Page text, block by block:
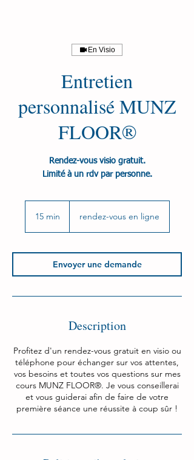
En Visio
Entretien
personnalisé MUNZ
FLOOR®
Rendez-vous visio gratuit.
Limité à un rdv par personne.
15 min
i
n
rendez-vous en ligne
Envoyer une demande
Description
Profitez d'un rendez-vous gratuit en visio ou
téléphone pour échanger sur vos attentes,
vos besoins et toutes vos questions sur mes
cours MUNZ FLOOR®. Je vous conseillerai
et vous guiderai afin de faire de votre
première séance une réussite à coup sûr !